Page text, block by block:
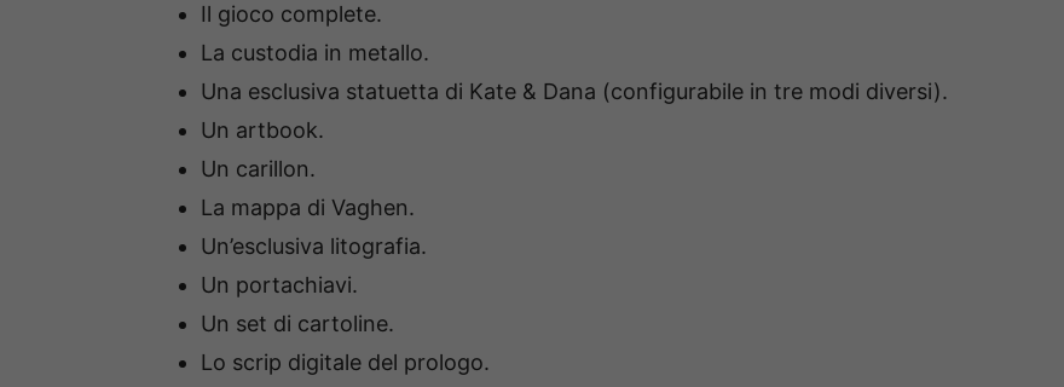
Il gioco complete.
La custodia in metallo.
Una esclusiva statuetta di Kate & Dana (configurabile in tre modi diversi).
Un artbook.
Un carillon.
La mappa di Vaghen.
Un’esclusiva litografia.
Un portachiavi.
Un set di cartoline.
Lo scrip digitale del prologo.